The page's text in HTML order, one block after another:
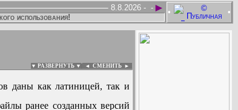
• •
►
-
8.8.2026 -
использования!
▼ РАЗВЕРНУТЬ ▼ ◄ СМЕНИТЬ ►
даны как латиницей, так и
ранее созданных версий